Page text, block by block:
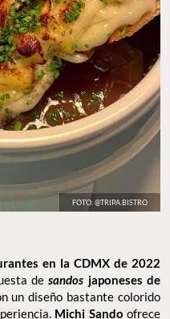
FOTO: @TRIPA.BISTRO
en la CDMX de 2022
desandos japoneses de
un diseño bastante colorido
Michi Sando ofrece